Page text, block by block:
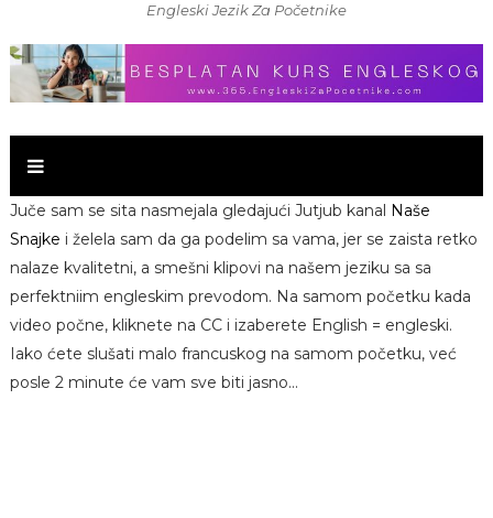
Engleski Jezik Za Početnike
Juče sam se sita nasmejala gledajući Jutjub kanal Naše
Snajke i želela sam da ga podelim sa vama, jer se zaista retko
nalaze kvalitetni, a smešni klipovi na našem jeziku sa sa
perfektniim engleskim prevodom. Na samom početku kada
video počne, kliknete na CC i izaberete English = engleski.
Iako ćete slušati malo francuskog na samom početku, već
posle 2 minute će vam sve biti jasno...